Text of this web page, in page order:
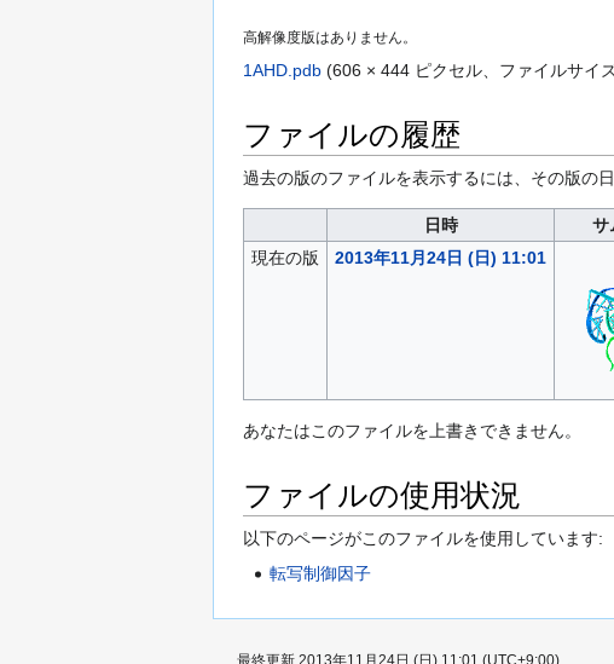
高解像度版はありません。
1AHD.pdb (606 × 444 ピクセル、ファイルサイ
ファイルの履歴
過去の版のファイルを表示するには、その版の
日時 サ
現在の版
2013年11月24日 (日) 11:01
あなたはこのファイルを上書きできません。
ファイルの使用状況
以下のページがこのファイルを使用しています:
転写制御因子
最終更新 2013年11月24日 (日) 11:01 (UTC+9:00)